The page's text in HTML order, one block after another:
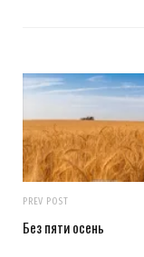
PREV POST
Без пяти осень